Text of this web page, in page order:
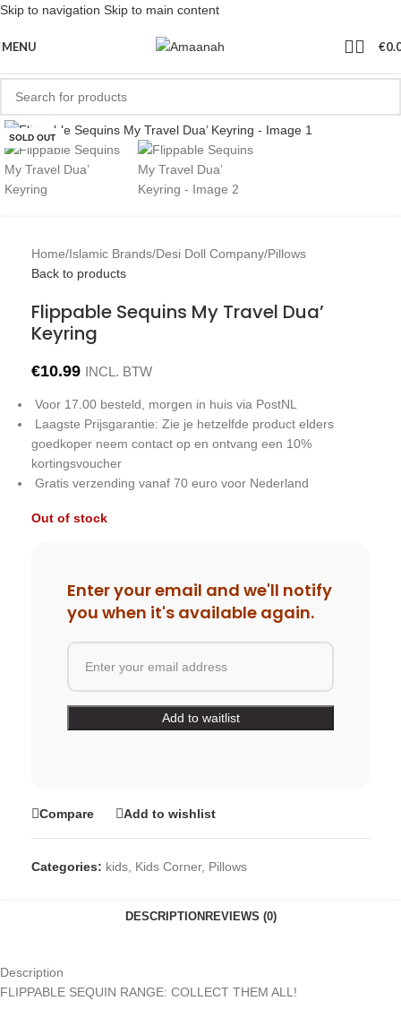
Skip to navigation Skip to main content
MENU €
SOLD OUT
Click to enlarge
Home/Islamic Brands/Desi Doll Company/Pillows
Back to products
Flippable Sequins My Travel Dua’
Keyring
€10.99 INCL. BTW
Voor 17.00 besteld, morgen in huis via PostNL
Laagste Prijsgarantie: Zie je hetzelfde product elders
goedkoper neem contact op en ontvang een 10%
kortingsvoucher
Gratis verzending vanaf 70 euro voor Nederland
Out of stock
Enter your email and we'll notify
you when it's available again.
Compare Add to wishlist
Categories: kids, Kids Corner, Pillows
DESCRIPTION REVIEWS (0)
Description
FLIPPABLE SEQUIN RANGE: COLLECT THEM ALL!